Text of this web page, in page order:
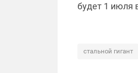
будет 1 июля
стальной гигант